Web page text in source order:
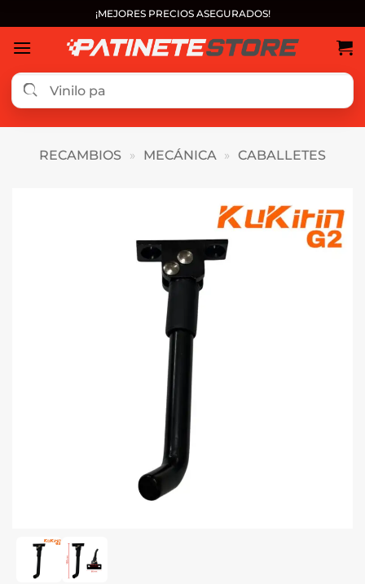
al
contenido
¡MEJORES PRECIOS ASEGURADOS!
RECAMBIOS » MECÁNICA » CABALLETES